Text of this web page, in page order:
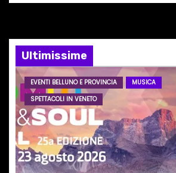
…
a
z
i
o
n
e
a
Ultimissime
EVENTI BELLUNO E PROVINCIA
MUSICA
SPETTACOLI IN VENETO